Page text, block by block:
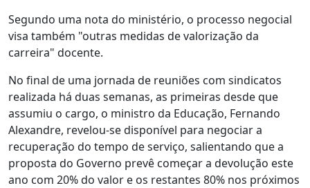
Segundo uma nota do ministério, o processo negocial
visa também "outras medidas de valorização da
carreira" docente.
No final de uma jornada de reuniões com sindicatos
realizada há duas semanas, as primeiras desde que
assumiu o cargo, o ministro da Educação, Fernando
Alexandre, revelou-se disponível para negociar a
recuperação do tempo de serviço, salientando que a
proposta do Governo prevê começar a devolução este
ano com 20% do valor e os restantes 80% nos próximos